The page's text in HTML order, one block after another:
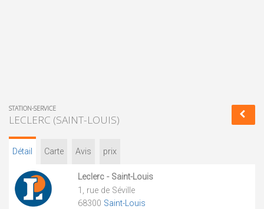
STATION-SERVICE
LECLERC (SAINT-LOUIS)
Détail Carte Avis prix
Leclerc - Saint-Louis
1, rue de Séville
68300 Saint-Louis